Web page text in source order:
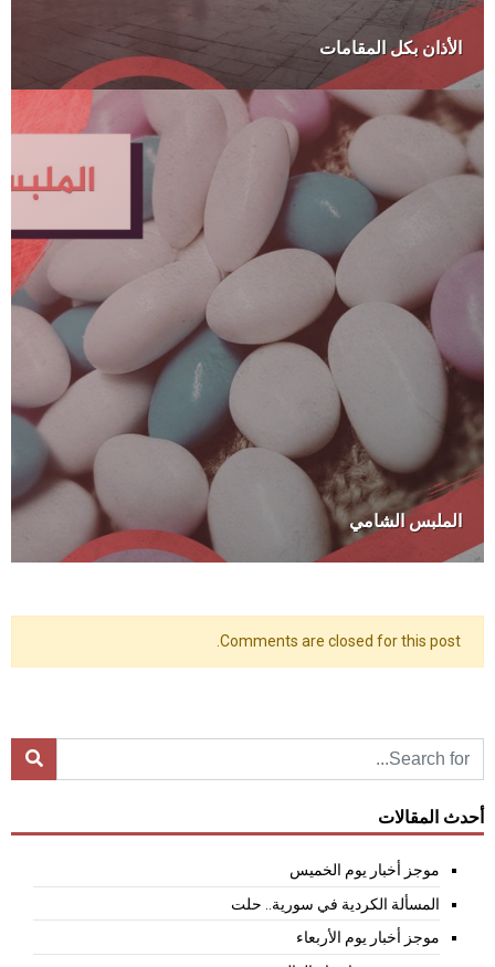
الأذان بكل المقامات
الملبس الشامي
Comments are closed for this post.
أحدث المقالات
موجز أخبار يوم الخميس
المسألة الكردية في سورية.. حلت
موجز أخبار يوم الأربعاء